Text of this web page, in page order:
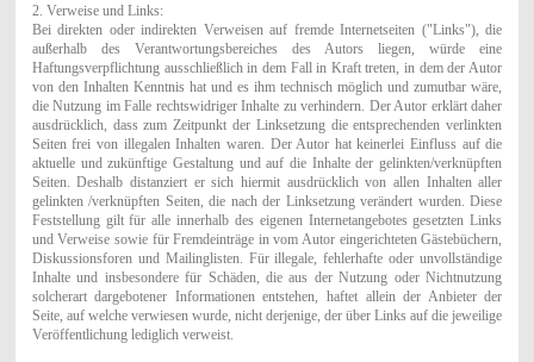
2. Verweise und Links:
Bei direkten oder indirekten Verweisen auf fremde Internetseiten ("Links"), die
außerhalb des Verantwortungsbereiches des Autors liegen, würde eine
Haftungsverpflichtung ausschließlich in dem Fall in Kraft treten, in dem der Autor
von den Inhalten Kenntnis hat und es ihm technisch möglich und zumutbar wäre,
die Nutzung im Falle rechtswidriger Inhalte zu verhindern. Der Autor erklärt daher
ausdrücklich, dass zum Zeitpunkt der Linksetzung die entsprechenden verlinkten
Seiten frei von illegalen Inhalten waren. Der Autor hat keinerlei Einfluss auf die
aktuelle und zukünftige Gestaltung und auf die Inhalte der gelinkten/verknüpften
Seiten. Deshalb distanziert er sich hiermit ausdrücklich von allen Inhalten aller
gelinkten /verknüpften Seiten, die nach der Linksetzung verändert wurden. Diese
Feststellung gilt für alle innerhalb des eigenen Internetangebotes gesetzten Links
und Verweise sowie für Fremdeinträge in vom Autor eingerichteten Gästebüchern,
Diskussionsforen und Mailinglisten. Für illegale, fehlerhafte oder unvollständige
Inhalte und insbesondere für Schäden, die aus der Nutzung oder Nichtnutzung
solcherart dargebotener Informationen entstehen, haftet allein der Anbieter der
Seite, auf welche verwiesen wurde, nicht derjenige, der über Links auf die jeweilige
Veröffentlichung lediglich verweist.